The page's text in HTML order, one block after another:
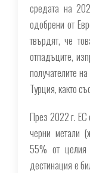
средата на
одобрени от
твърдят, че
отпадъците,
получателите
Турция, както
През 2022 г. ЕС
черни метали
55% от целия
дестинация е